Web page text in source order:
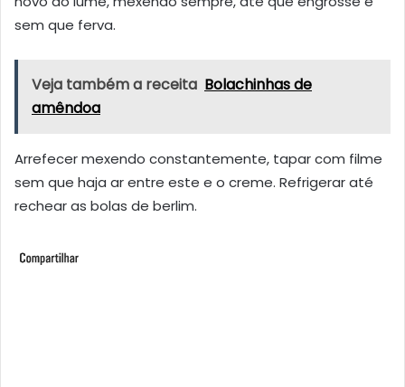
sem que ferva.
Veja também a receita Bolachinhas de
amêndoa
Arrefecer mexendo constantemente, tapar com filme
sem que haja ar entre este e o creme. Refrigerar até
rechear as bolas de berlim.